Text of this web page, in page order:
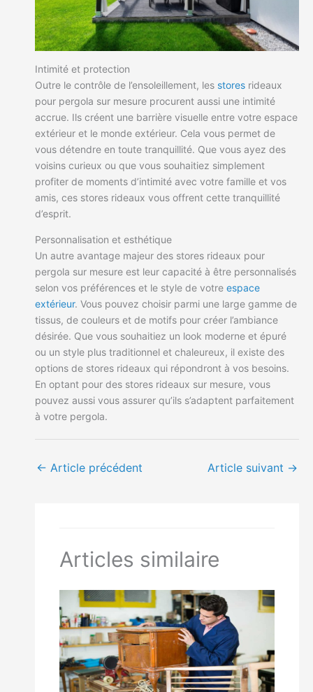
Intimité et protection
Outre le contrôle de l’ensoleillement, les stores rideaux
pour pergola sur mesure procurent aussi une intimité
accrue. Ils créent une barrière visuelle entre votre espace
extérieur et le monde extérieur. Cela vous permet de
vous détendre en toute tranquillité. Que vous ayez des
voisins curieux ou que vous souhaitiez simplement
profiter de moments d’intimité avec votre famille et vos
amis, ces stores rideaux vous offrent cette tranquillité
d’esprit.
Personnalisation et esthétique
Un autre avantage majeur des stores rideaux pour
pergola sur mesure est leur capacité à être personnalisés
selon vos préférences et le style de votre espace
extérieur. Vous pouvez choisir parmi une large gamme de
tissus, de couleurs et de motifs pour créer l’ambiance
désirée. Que vous souhaitiez un look moderne et épuré
ou un style plus traditionnel et chaleureux, il existe des
options de stores rideaux qui répondront à vos besoins.
En optant pour des stores rideaux sur mesure, vous
pouvez aussi vous assurer qu’ils s’adaptent parfaitement
à votre pergola.
← Article précédent Article suivant →
Articles similaire